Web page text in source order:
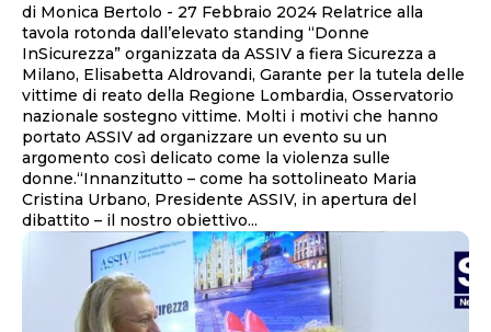
di Monica Bertolo - 27 Febbraio 2024 Relatrice alla
tavola rotonda dall’elevato standing “Donne
InSicurezza” organizzata da ASSIV a fiera Sicurezza a
Milano, Elisabetta Aldrovandi, Garante per la tutela delle
vittime di reato della Regione Lombardia, Osservatorio
nazionale sostegno vittime. Molti i motivi che hanno
portato ASSIV ad organizzare un evento su un
argomento così delicato come la violenza sulle
donne.“Innanzitutto – come ha sottolineato Maria
Cristina Urbano, Presidente ASSIV, in apertura del
dibattito – il nostro obiettivo...